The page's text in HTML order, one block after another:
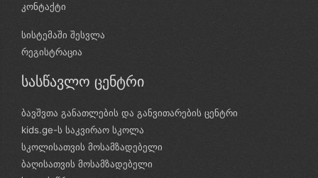
კონტაქტი
სისტემაში შესვლა
რეგისტრაცია
სასწავლო ცენტრი
ბავშვთა განათლების და განვითარების ცენტრი
kids.ge-ს საკვირაო სკოლა
სკოლისათვის მოსამზადებელი
ბაღისათვის მოსამზადებელი